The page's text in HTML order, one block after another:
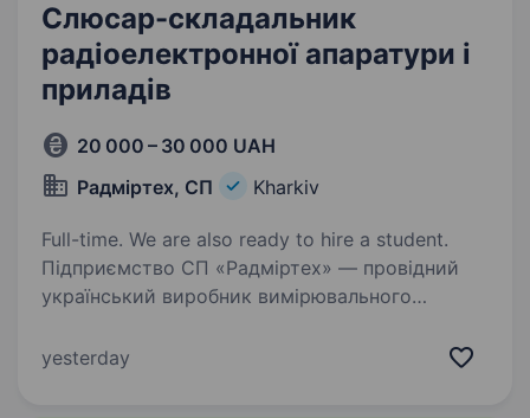
Слюсар-складальник
радіоелектронної апаратури і
приладів
20 000 – 30 000 UAH
Радміртех, СП
Kharkiv
Full-time. We are also ready to hire a student.
Підприємство СП «Радміртех» — провідний
український виробник вимірювального
систем обліку енергоресурсів та телеметрії
yesterday